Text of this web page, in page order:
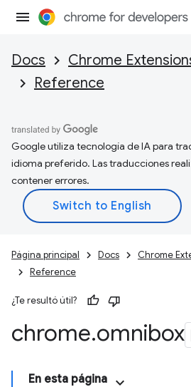
Docs Chrome
Reference
Google utiliza tecnología de IA para
idioma preferido. Las traducciones
contener errores.
Página principal Docs Chrome
Reference
¿Te resultó útil?
chrome.omnibox
En esta página